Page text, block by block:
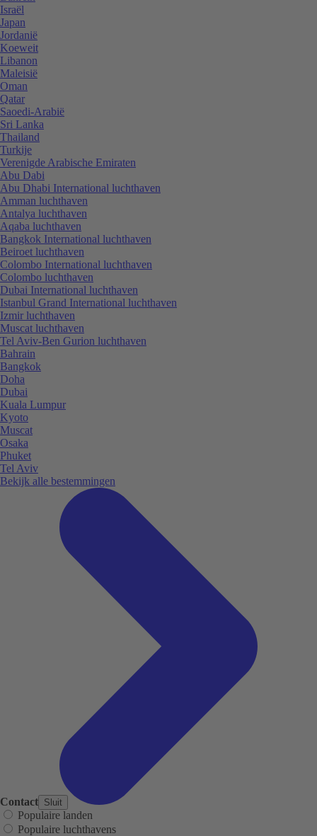
Contact Sluit
Israël
Japan
Jordanië
Koeweit
Libanon
Maleisië
Oman
Qatar
Saoedi-Arabië
Sri Lanka
Thailand
Turkije
Verenigde Arabische Emiraten
Abu Dabi
Abu Dhabi International luchthaven
Amman luchthaven
Antalya luchthaven
Aqaba luchthaven
Bangkok International luchthaven
Beiroet luchthaven
Colombo International luchthaven
Colombo luchthaven
Dubai International luchthaven
Istanbul Grand International luchthaven
Izmir luchthaven
Muscat luchthaven
Tel Aviv-Ben Gurion luchthaven
Bahrain
Bangkok
Doha
Dubai
Kuala Lumpur
Kyoto
Muscat
Osaka
Phuket
Tel Aviv
Bekijk alle bestemmingen
Populaire landen
Populaire luchthavens